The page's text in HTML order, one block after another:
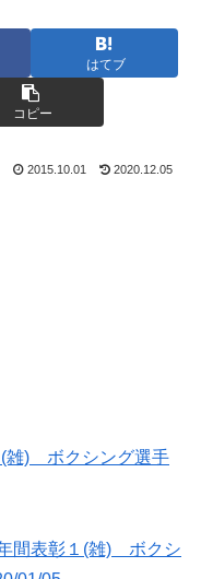
はてブ
コピー
2015.10.01 2020.12.05
(雑) ボクシング選手
間表彰１(雑) ボクシ